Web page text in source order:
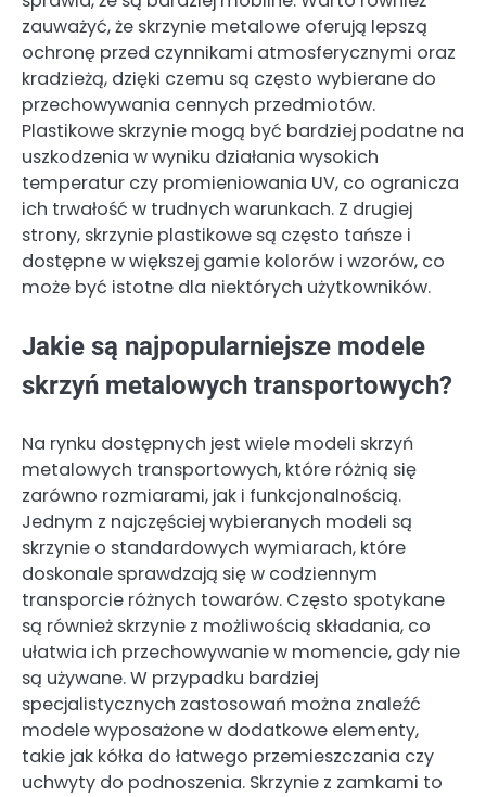
zauważyć, że skrzynie metalowe oferują lepszą
ochronę przed czynnikami atmosferycznymi oraz
kradzieżą, dzięki czemu są często wybierane do
przechowywania cennych przedmiotów.
Plastikowe skrzynie mogą być bardziej podatne na
uszkodzenia w wyniku działania wysokich
temperatur czy promieniowania UV, co ogranicza
ich trwałość w trudnych warunkach. Z drugiej
strony, skrzynie plastikowe są często tańsze i
dostępne w większej gamie kolorów i wzorów, co
może być istotne dla niektórych użytkowników.
Jakie są najpopularniejsze modele
skrzyń metalowych transportowych?
Na rynku dostępnych jest wiele modeli skrzyń
metalowych transportowych, które różnią się
zarówno rozmiarami, jak i funkcjonalnością.
Jednym z najczęściej wybieranych modeli są
skrzynie o standardowych wymiarach, które
doskonale sprawdzają się w codziennym
transporcie różnych towarów. Często spotykane
są również skrzynie z możliwością składania, co
ułatwia ich przechowywanie w momencie, gdy nie
są używane. W przypadku bardziej
specjalistycznych zastosowań można znaleźć
modele wyposażone w dodatkowe elementy,
takie jak kółka do łatwego przemieszczania czy
uchwyty do podnoszenia. Skrzynie z zamkami to